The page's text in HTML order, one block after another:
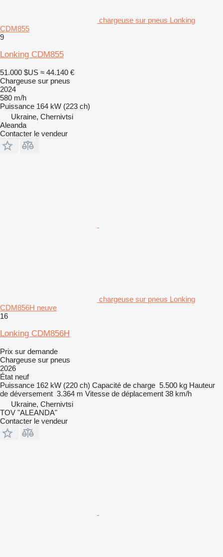
chargeuse sur pneus Lonking
CDM855
9
Lonking CDM855
51.000 $US ≈ 44.140 €
Chargeuse sur pneus
2024
580 m/h
Puissance 164 kW (223 ch)
Ukraine, Chernivtsi
Aleanda
Contacter le vendeur
chargeuse sur pneus Lonking
CDM856H neuve
16
Lonking CDM856H
Prix sur demande
Chargeuse sur pneus
2026
État neuf
Puissance 162 kW (220 ch) Capacité de charge 5.500 kg Hauteur
de déversement 3.364 m Vitesse de déplacement 38 km/h
Ukraine, Chernivtsi
TOV "ALEANDA"
Contacter le vendeur